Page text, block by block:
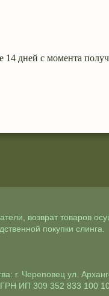
14 дней с момента
возврат товаров
покупки слинга.
г. Череповец ул.
ИП 309 352 833 100